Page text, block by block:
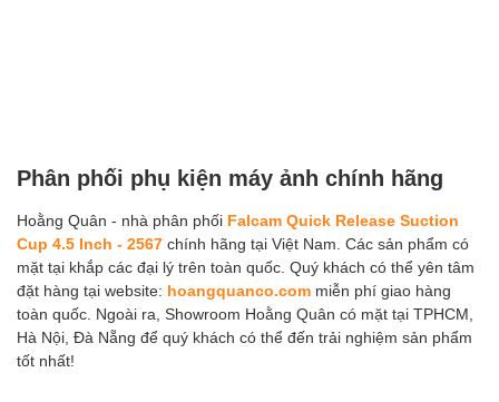
Phân phối phụ kiện máy ảnh chính hãng
Hoằng Quân - nhà phân phối Falcam Quick Release Suction
Cup 4.5 Inch - 2567 chính hãng tại Việt Nam. Các sản phẩm có
mặt tại khắp các đại lý trên toàn quốc. Quý khách có thể yên tâm
đặt hàng tại website: hoangquanco.com miễn phí giao hàng
toàn quốc. Ngoài ra, Showroom Hoằng Quân có mặt tại TPHCM,
Hà Nội, Đà Nẵng để quý khách có thể đến trải nghiệm sản phẩm
tốt nhất!